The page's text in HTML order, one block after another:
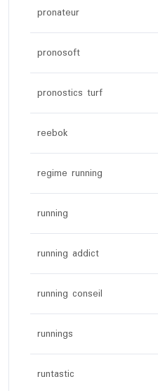
pronateur
pronosoft
pronostics turf
reebok
regime running
running
running addict
running conseil
runnings
runtastic